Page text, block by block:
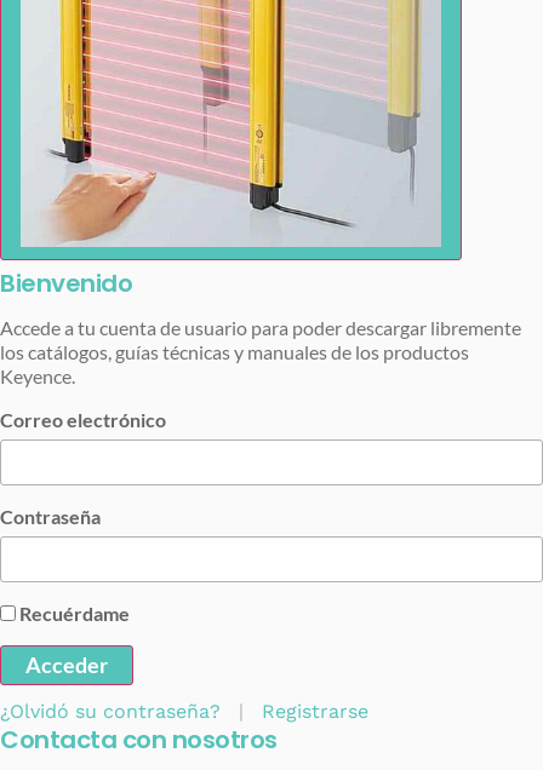
Bienvenido
Accede a tu cuenta de usuario para poder descargar libremente
los catálogos, guías técnicas y manuales de los productos
Keyence.
Correo electrónico
Contraseña
Recuérdame
Acceder
¿Olvidó su contraseña? | Registrarse
Contacta con nosotros